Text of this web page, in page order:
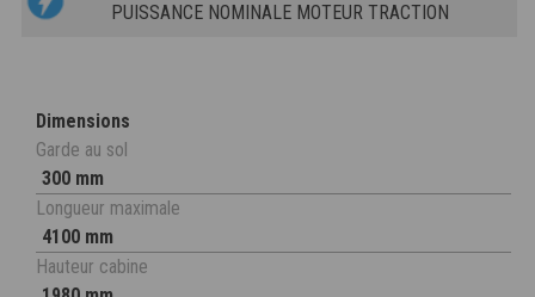
PUISSANCE NOMINALE MOTEUR TRACTION
Dimensions
Garde au sol
300 mm
Longueur maximale
4100 mm
Hauteur cabine